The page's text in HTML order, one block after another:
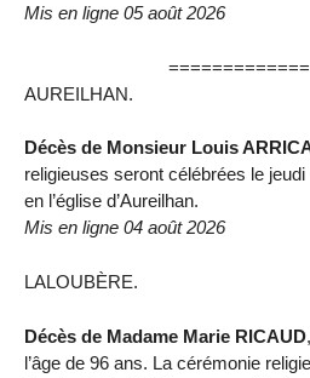
Mis en ligne 05 août 2026
AUREILHAN.
Décès de Monsieur Louis
religieuses seront célébrées le
en l’église d’Aureilhan.
Mis en ligne 04 août 2026
LALOUBÈRE.
Décès de Madame Marie RICAUD
l’âge de 96 ans. La cérémonie